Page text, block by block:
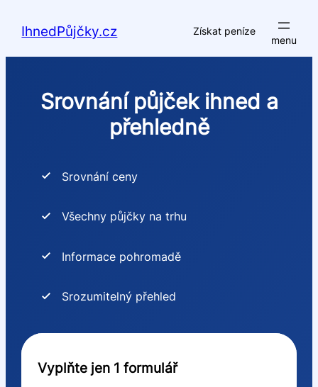
IhnedPůjčky.cz Získat peníze
Srovnání půjček ihned a
přehledně
Srovnání ceny
Všechny půjčky na trhu
Informace pohromadě
Srozumitelný přehled
Vyplňte jen 1 formulář